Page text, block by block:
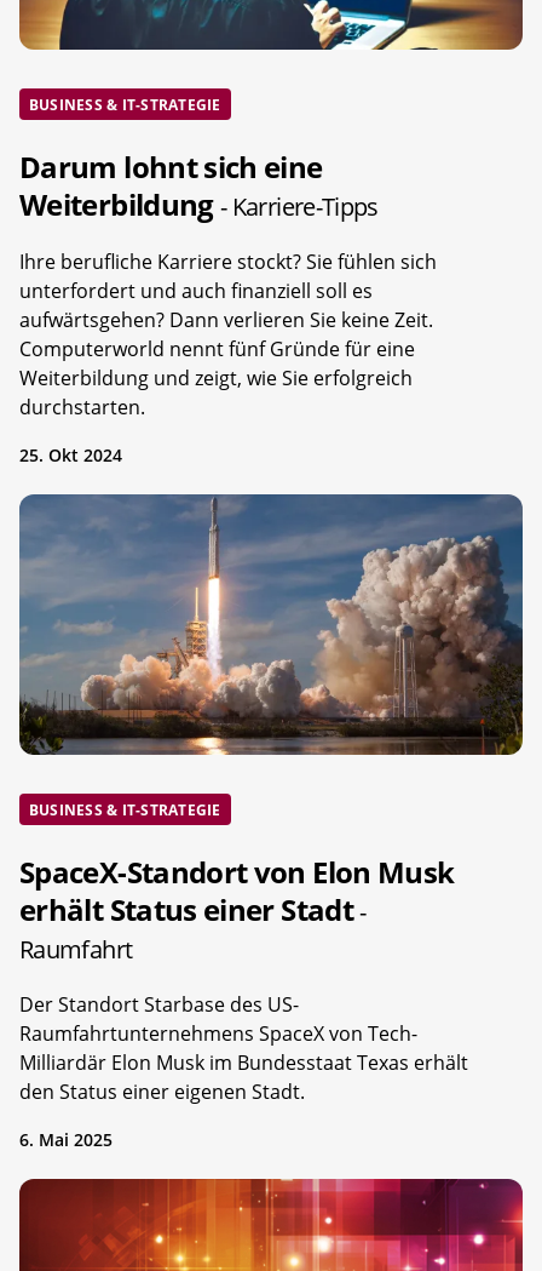
BUSINESS & IT-STRATEGIE
Darum lohnt sich eine
Weiterbildung- Karriere-Tipps
Ihre berufliche Karriere stockt? Sie fühlen sich
unterfordert und auch finanziell soll es
aufwärtsgehen? Dann verlieren Sie keine Zeit.
Computerworld nennt fünf Gründe für eine
Weiterbildung und zeigt, wie Sie erfolgreich
durchstarten.
25. Okt 2024
BUSINESS & IT-STRATEGIE
SpaceX-Standort von Elon Musk
erhält Status einer Stadt-
Raumfahrt
Der Standort Starbase des US-
Raumfahrtunternehmens SpaceX von Tech-
Milliardär Elon Musk im Bundesstaat Texas erhält
den Status einer eigenen Stadt.
6. Mai 2025